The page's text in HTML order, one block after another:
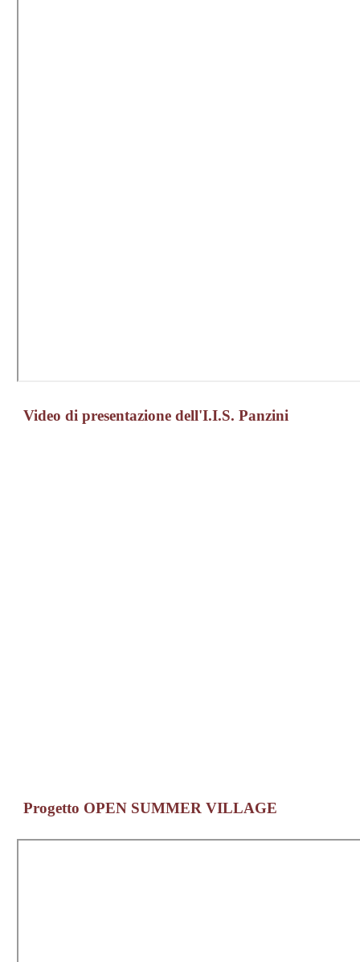
Video di presentazione dell'I.I.S. Panzini
Progetto OPEN SUMMER VILLAGE